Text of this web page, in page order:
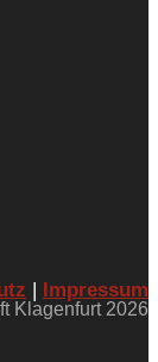
Impressum
Klagenfurt 2026